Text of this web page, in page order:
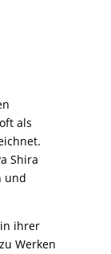
als
Shira
und
ihrer
Werken